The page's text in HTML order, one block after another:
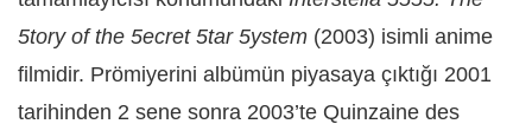
5tory of the 5ecret 5tar 5ystem (2003) isimli anime
filmidir. Prömiyerini albümün piyasaya çıktığı 2001
tarihinden 2 sene sonra 2003’te Quinzaine des